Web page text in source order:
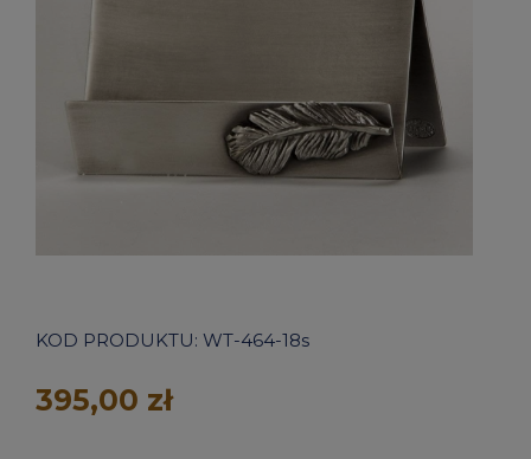
KOD PRODUKTU: WT-464-18s
395,00 zł